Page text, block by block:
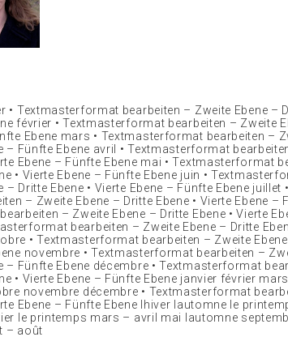
• Textmasterformat bearbeiten – Zweite Ebene –
février • Textmasterformat bearbeiten – Zweite
Ebene mars • Textmasterformat bearbeiten –
– Fünfte Ebene avril • Textmasterformat
Ebene – Fünfte Ebene mai • Textmasterformat
• Vierte Ebene – Fünfte Ebene juin •
Dritte Ebene • Vierte Ebene – Fünfte Ebene juillet •
– Zweite Ebene – Dritte Ebene • Vierte Ebene –
– Zweite Ebene – Dritte Ebene • Vierte
bearbeiten – Zweite Ebene – Dritte
• Textmasterformat bearbeiten – Zweite
novembre • Textmasterformat bearbeiten –
– Fünfte Ebene décembre • Textmasterformat
• Vierte Ebene – Fünfte Ebene janvier février
novembre décembre • Textmasterformat
Ebene – Fünfte Ebene lhiver lautomne le
le printemps mars – avril mai lautomne
– août